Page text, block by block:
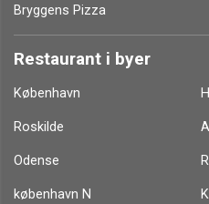
Åbent
Åbent fra kl 16:00 til 00:00
Centralvej 2,